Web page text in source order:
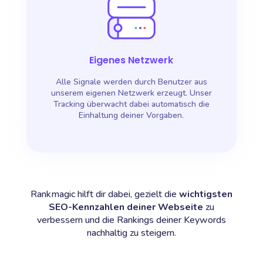
Eigenes Netzwerk
Alle Signale werden durch Benutzer aus
unserem eigenen Netzwerk erzeugt. Unser
Tracking überwacht dabei automatisch die
Einhaltung deiner Vorgaben.
Rankmagic hilft dir dabei, gezielt die wichtigsten
SEO-Kennzahlen deiner Webseite zu
verbessern und die Rankings deiner Keywords
nachhaltig zu steigern.